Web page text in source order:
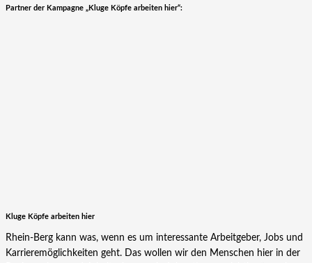
Partner der Kampagne „Kluge Köpfe arbeiten hier“:
Kluge Köpfe arbeiten hier
Rhein-Berg kann was, wenn es um interessante Arbeitgeber, Jobs und
Karrieremöglichkeiten geht. Das wollen wir den Menschen hier in der